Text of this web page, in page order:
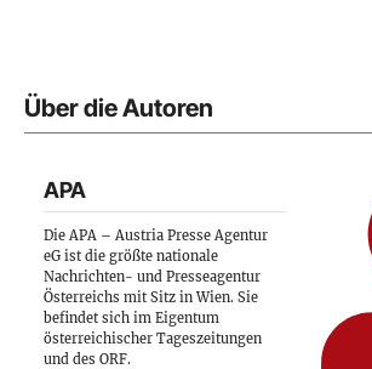
Über die Autoren
APA
Die APA – Austria Presse Agentur
eG ist die größte nationale
Nachrichten- und Presseagentur
Österreichs mit Sitz in Wien. Sie
befindet sich im Eigentum
österreichischer Tageszeitungen
und des ORF.